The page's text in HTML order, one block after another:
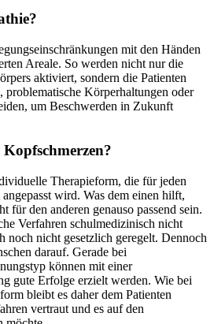
mit den Händen
Areale. So werden nicht nur die
aktiviert, sondern die Patienten
problematische Körperhaltungen oder
um Beschwerden in Zukunft
Therapieform, die für jeden
wird. Was dem einen hilft,
für den anderen genauso passend sein.
Verfahren schulmedizinisch nicht
noch nicht gesetzlich geregelt. Dennoch
darauf. Gerade bei
können mit einer
gute Erfolge erzielt werden. Wie bei
bleibt es daher dem Patienten
vertraut und es auf den